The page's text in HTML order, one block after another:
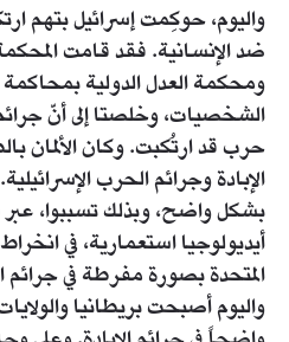
واليوم، حوكِمت إسرائيل بتهم
ضد الإنسانية. فقد قامت
ومحكمة العدل الدولية
الشخصيات، وخلصتا إلى أنّ
حرب قد ارتُكبت. وكان الألمان
الإبادة وجرائم الحرب
بشكل واضح، وبذلك تسببوا،
أيديولوجيا استعمارية، في
المتحدة بصورة مفرطة في جرائم
واليوم أصبحت بريطانيا